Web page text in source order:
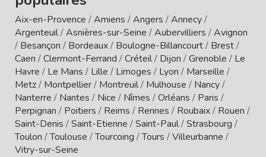
Aix-en-Provence /Amiens /Angers /Annecy/
Argenteuil/Asnières-sur-Seine /Aubervilliers /Avignon
/ Besançon / Bordeaux/ Boulogne-Billancourt/ Brest/
Caen /Clermont-Ferrand /Créteil/ Dijon /Grenoble / Le
Havre / Le Mans / Lille / Limoges / Lyon / Marseille /
Metz/ Montpellier/ Montreuil/ Mulhouse / Nancy/
Nanterre / Nantes / Nice / Nîmes /Orléans / Paris /
Perpignan / Poitiers / Reims / Rennes / Roubaix/ Rouen /
Saint-Denis /Saint-Etienne /Saint-Paul/Strasbourg /
Toulon /Toulouse /Tourcoing /Tours /Villeurbanne /
Vitry-sur-Seine